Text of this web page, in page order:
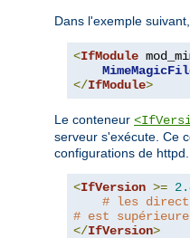
Dans l'exemple
<IfModule
</IfModule>
Le conteneur
serveur s'exécute. Ce
configurations de httpd.
<IfVersion >=
# les
# est
</IfVersion>